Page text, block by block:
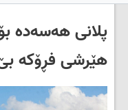
پلانی هەسەدە
هێرشی فڕۆکە بێ